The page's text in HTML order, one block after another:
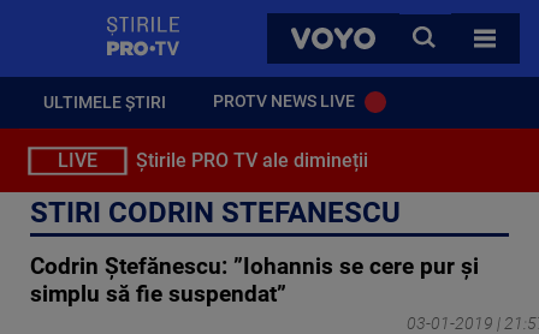
VOYO
CAUTA
TOATE
ULTIMELE ȘTIRI PROTV NEWS LIVE
LIVE Știrile PRO TV ale dimineții
STIRI CODRIN STEFANESCU
Codrin Ştefănescu: ”Iohannis se cere pur şi
simplu să fie suspendat”
03-01-2019 |